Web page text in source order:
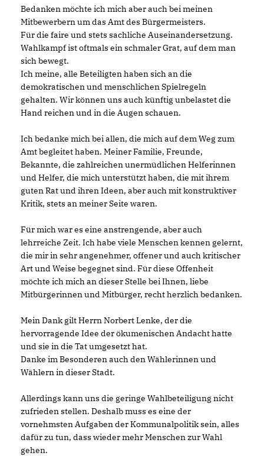
Bedanken möchte ich mich aber auch bei meinen
Mitbewerbern um das Amt des Bürgermeisters.
Für die faire und stets sachliche Auseinandersetzung.
Wahlkampf ist oftmals ein schmaler Grat, auf dem man
sich bewegt.
Ich meine, alle Beteiligten haben sich an die
demokratischen und menschlichen Spielregeln
gehalten. Wir können uns auch künftig unbelastet die
Hand reichen und in die Augen schauen.
Ich bedanke mich bei allen, die mich auf dem Weg zum
Amt begleitet haben. Meiner Familie, Freunde,
Bekannte, die zahlreichen unermüdlichen Helferinnen
und Helfer, die mich unterstützt haben, die mit ihrem
guten Rat und ihren Ideen, aber auch mit konstruktiver
Kritik, stets an meiner Seite waren.
Für mich war es eine anstrengende, aber auch
lehrreiche Zeit. Ich habe viele Menschen kennen gelernt,
die mir in sehr angenehmer, offener und auch kritischer
Art und Weise begegnet sind. Für diese Offenheit
möchte ich mich an dieser Stelle bei Ihnen, liebe
Mitbürgerinnen und Mitbürger, recht herzlich bedanken.
Mein Dank gilt Herrn Norbert Lenke, der die
hervorragende Idee der ökumenischen Andacht hatte
und sie in die Tat umgesetzt hat.
Danke im Besonderen auch den Wählerinnen und
Wählern in dieser Stadt.
Allerdings kann uns die geringe Wahlbeteiligung nicht
zufrieden stellen. Deshalb muss es eine der
vornehmsten Aufgaben der Kommunalpolitik sein, alles
dafür zu tun, dass wieder mehr Menschen zur Wahl
gehen.